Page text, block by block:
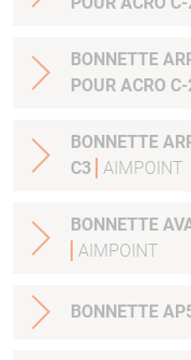
BONNETTE
POUR ACRO
BONNETTE
C3
AIMPOINT
BONNETTE
AIMPOINT
BONNETTE